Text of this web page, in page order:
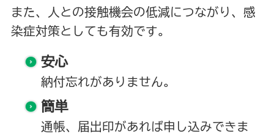
また、人との接触機会の低減につながり、感
染症対策としても有効です。
安心
納付忘れがありません。
簡単
通帳、届出印があれば申し込みできま